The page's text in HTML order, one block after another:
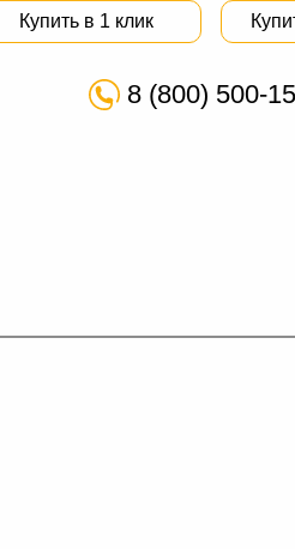
Купить в 1 клик
8 (800) 500-